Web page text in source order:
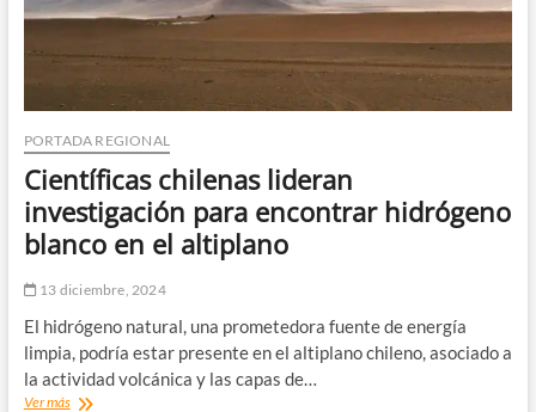
Atacameña
PORTADA REGIONAL
Científicas chilenas lideran
investigación para encontrar hidrógeno
blanco en el altiplano
13 diciembre, 2024
El hidrógeno natural, una prometedora fuente de energía
limpia, podría estar presente en el altiplano chileno, asociado a
la actividad volcánica y las capas de…
Ver másCientíficas